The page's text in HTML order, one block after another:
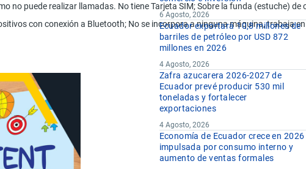
no puede realizar llamadas. No tiene Tarjeta SIM; Sobre la funda
con conexión a Bluetooth; No se incorpora a ninguna máquina,
6 Agosto, 2026
Ecuador exportará 10,8 millones de
barriles de petróleo por USD 872
millones en 2026
4 Agosto, 2026
Zafra azucarera 2026-2027 de
Ecuador prevé producir 530 mil
toneladas y fortalecer
exportaciones
4 Agosto, 2026
Economía de Ecuador crece en 2026
impulsada por consumo interno y
aumento de ventas formales